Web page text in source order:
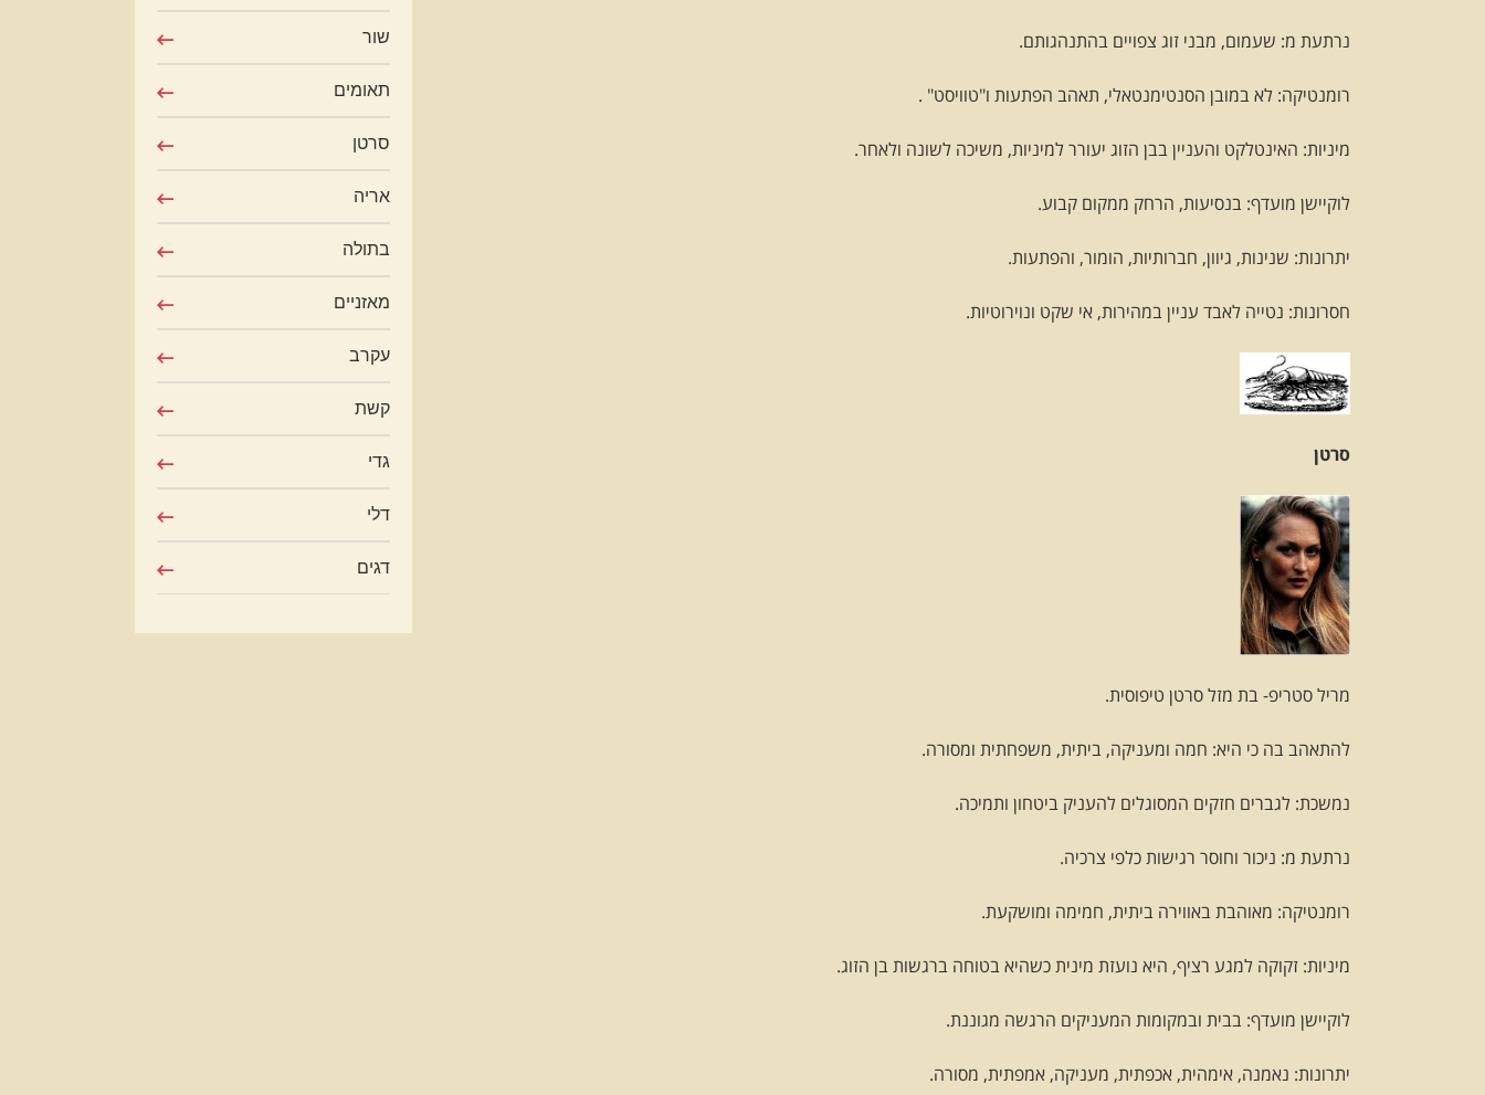
נרתעת מ: שעמום, מבני זוג צפויים בהתנהגותם.
רומנטיקה: לא במובן הסנטימנטאלי, תאהב הפתעות ו"טוויסט" .
מיניות: האינטלקט והעניין בבן הזוג יעורר למיניות, משיכה לשונה ולאחר.
לוקיישן מועדף: בנסיעות, הרחק ממקום קבוע.
יתרונות: שנינות, גיוון, חברותיות, הומור, והפתעות.
חסרונות: נטייה לאבד עניין במהירות, אי שקט ונוירוטיות.
סרטן
מריל סטריפ- בת מזל סרטן טיפוסית.
להתאהב בה כי היא: חמה ומעניקה, ביתית, משפחתית ומסורה.
נמשכת: לגברים חזקים המסוגלים להעניק ביטחון ותמיכה.
נרתעת מ: ניכור וחוסר רגישות כלפי צרכיה.
רומנטיקה: מאוהבת באווירה ביתית, חמימה ומושקעת.
מיניות: זקוקה למגע רציף, היא נועזת מינית כשהיא בטוחה ברגשות בן הזוג.
לוקיישן מועדף: בבית ובמקומות המעניקים הרגשה מגוננת.
יתרונות: נאמנה, אימהית, אכפתית, מעניקה, אמפתית, מסורה.
שור
תאומים
סרטן
אריה
בתולה
מאזניים
עקרב
קשת
גדי
דלי
דגים